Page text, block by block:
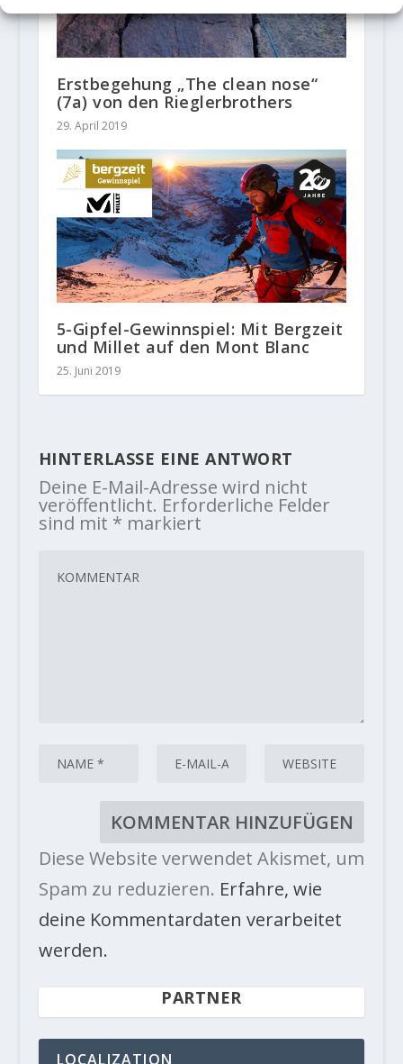
Erstbegehung „The clean nose“
(7a) von den Rieglerbrothers
29. April 2019
5-Gipfel-Gewinnspiel: Mit Bergzeit
und Millet auf den Mont Blanc
25. Juni 2019
HINTERLASSE EINE ANTWORT
Deine E-Mail-Adresse wird nicht
veröffentlicht. Erforderliche Felder
sind mit * markiert
Diese Website verwendet Akismet, um
Spam zu reduzieren. Erfahre, wie
deine Kommentardaten verarbeitet
werden.
PARTNER
LOCALIZATION